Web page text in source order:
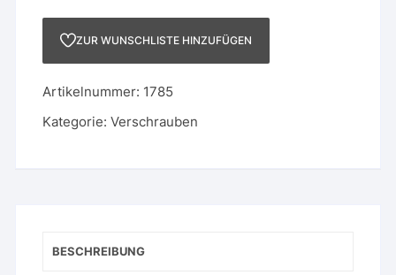
ZUR WUNSCHLISTE HINZUFÜGEN
Artikelnummer: 1785
Kategorie:Verschrauben
BESCHREIBUNG